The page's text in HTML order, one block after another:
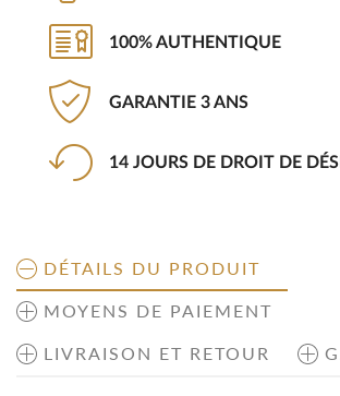
100% AUTHENTIQUE
GARANTIE 3 ANS
14 JOURS DE DROIT DE
DÉTAILS DU PRODUIT
MOYENS DE PAIEMENT
LIVRAISON ET RETOUR